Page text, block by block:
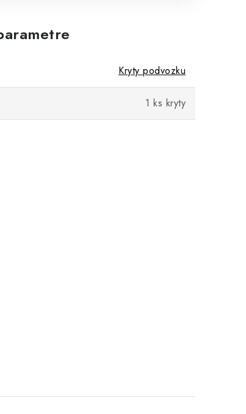
Kryty podvozku
1 ks kryty